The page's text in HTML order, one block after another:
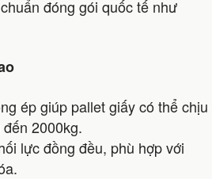
đóng gói quốc tế như
ép giúp pallet giấy có thể chịu
2000kg.
lực đồng đều, phù hợp với